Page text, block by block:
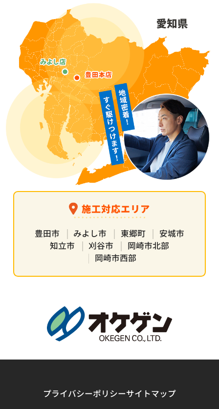
施工対応エリア
豊田市 みよし市 東郷町
安城市
知立市
刈谷市
岡崎市北部
岡崎市西部
プライバシーポリシーサイトマップ